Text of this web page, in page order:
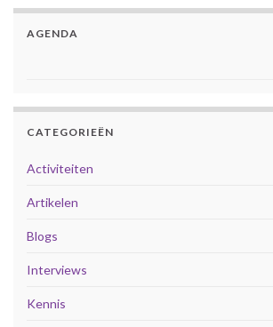
AGENDA
CATEGORIEËN
Activiteiten
Artikelen
Blogs
Interviews
Kennis